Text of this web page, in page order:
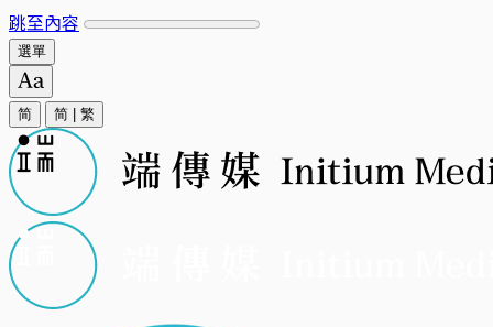
跳至內容
選單
简 简 繁